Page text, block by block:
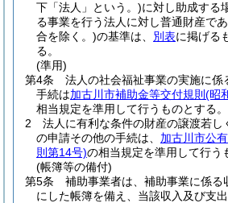
下「法人」という。)に対し助成する
る事業を行う法人に対し普通財産で
合を除く。)の基準は、 別表に掲げる
る。
(準用)
第4条
法人の社会福祉事業の実施に係
手続は加古川市補助金等交付規則 (昭
相当規定を準用して行うものとする。
2
法人に有利な条件の財産の譲渡若し
の申請その他の手続は、 加古川市公
則第14号)の相当規定を準用して行う
(帳簿等の備付)
第5条
補助事業者は、補助事業に係る
にした帳簿を備え、当該収入及び支